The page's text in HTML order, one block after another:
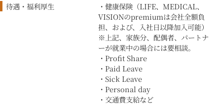
待遇・福利厚生
・健康保険（LIFE、MEDICAL、
VISIONのpremiumは会社全額負
担、および、入社日以降加入可能）
※上記、家族分、配偶者、パートナ
ーが就業中の場合には要相談。
・Profit Share
・Paid Leave
・Sick Leave
・Personal day
・交通費支給など